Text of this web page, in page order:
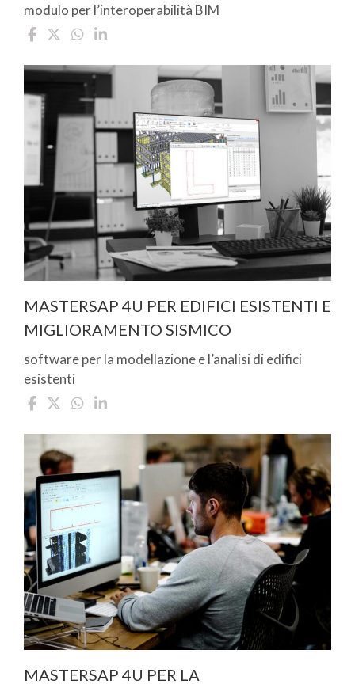
modulo per l’interoperabilità BIM
MASTERSAP 4U PER EDIFICI ESISTENTI E
MIGLIORAMENTO SISMICO
software per la modellazione e l’analisi di edifici
esistenti
MASTERSAP 4U PER LA